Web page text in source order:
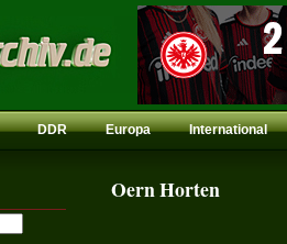
DDR Europa International
Oern Horten